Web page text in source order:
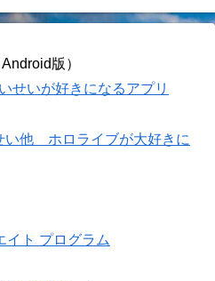
版）
いが好きになるアプリ
い他 ホロライブが大好きに
ト プログラム